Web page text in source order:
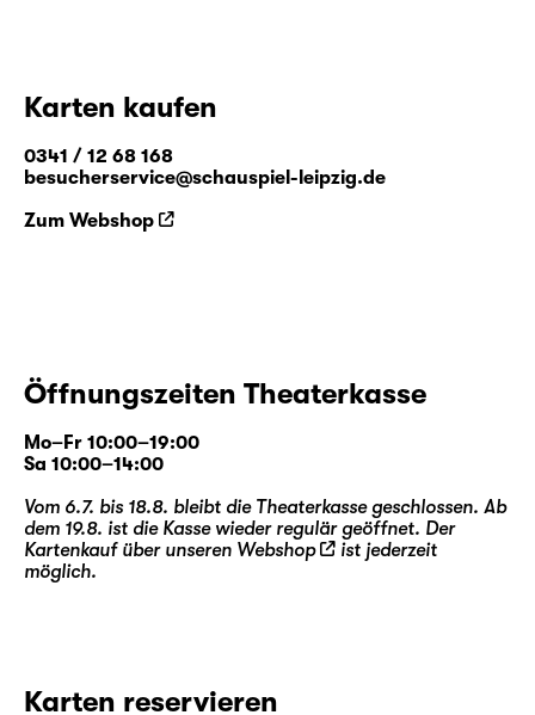
Karten kaufen
0341 / 12 68 168
besucherservice@schauspiel-leipzig.de
Zum Webshop
Öffnungszeiten Theaterkasse
Mo–Fr 10:00–19:00
Sa 10:00–14:00
Vom 6.7. bis 18.8. bleibt die Theaterkasse geschlossen. Ab
dem 19.8. ist die Kasse wieder regulär geöffnet. Der
Kartenkauf über unseren Webshop
ist jederzeit
möglich.
Karten reservieren